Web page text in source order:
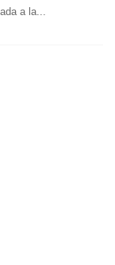
a la...